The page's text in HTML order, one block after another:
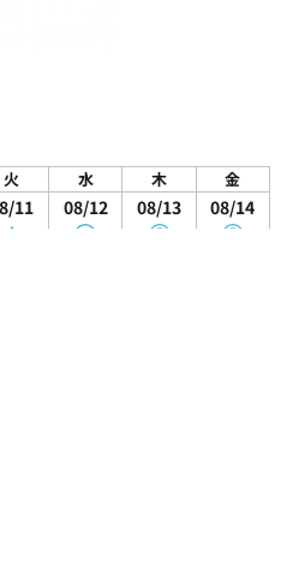
火
11
水
08/12
木
08/13
金
08/14